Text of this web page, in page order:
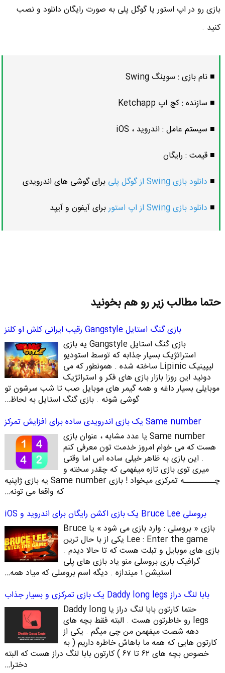
بازی رو در اپ استور یا گوگل پلی به صورت رایگان دانلود و نصب
کنید .
■ نام بازی : سوینگ Swing
■ سازنده : کچ اپ Ketchapp
■ سیستم عامل : اندروید ، iOS
■ قیمت : رایگان
■ دانلود بازی Swing از گوگل پلی
برای گوشی های اندرویدی
■ دانلود بازی Swing از اپ استور برای آیفون و آیپد
حتما مطالب زیر رو هم بخونید
بازی گنگ استایل Gangstyle رقیب ایرانی کلش او کلنز
بازی گنگ استایل Gangstyle یه بازی
استراتژیک بسیار جذابه که توسط استودیو
لیپینیک Lipinic ساخته شده . همونطور که می
دونید این روزا بازار بازی های فکر و استراتژیک
موبایلی بسیار داغه و همه گیمر های موبایل صب تا شب سرشون تو
گوشی شونه . بازی گنگ استایل به لحاظ…
Same number یک بازی اندرویدی ساده برای افزایش تمرکز
Same number یا عدد مشابه ، عنوان بازی
هست که می خوام امروز خدمت تون معرفی کنم
. این بازی به ظاهر خیلی ساده اس اما وقتی
میری توی بازی تازه میفهمی که چقدر سخته و
چــــــــــه تمرکزی میخواد ! بازی Same number یه بازی ژاپنیه
که واقعا می تونه…
بروسلی Bruce Lee یک بازی اکشن رایگان برای اندروید و iOS
بازی « بروسلی : وارد بازی می شود » یا Bruce
Lee : Enter the game یکی از با حال ترین
بازی های موبایل و تبلت هست که تا حالا دیدم .
گرافیک بازی بروسلی منو یاد بازی های پلی
استیشن ۱ میندازه . دیگه اسم بروسلی که میاد همه…
بابا لنگ دراز Daddy long legs یک بازی تمرکزی و بسیار جذاب
حتما کارتون بابا لنگ دراز یا Daddy long
legs رو خاطرتون هست . البته فقط بچه های
دهه شصت میفهمن من چی میگم . یکی از
کارتون هایی که همه ما باهاش خاطره داریم ( به
خصوص بچه های ۶۲ تا ۶۷ ) کارتون بابا لنگ دراز هست که البته
دخترا…